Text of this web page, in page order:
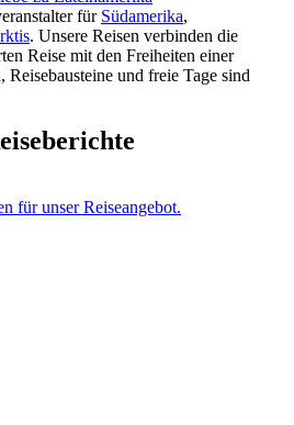
für Südamerika,
. Unsere Reisen verbinden die
Reise mit den Freiheiten einer
und freie Tage sind
für unser Reiseangebot.